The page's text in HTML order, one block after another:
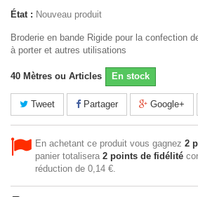
État : Nouveau produit
Broderie en bande Rigide pour la confection
à porter et autres utilisations
40 Mètres ou Articles En stock
Tweet Partager Google+
En achetant ce produit vous gagnez 2
panier totalisera 2 points de fidélité
réduction de 0,14 €.